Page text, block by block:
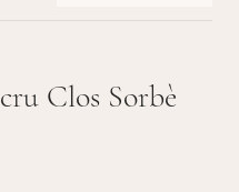
cru Clos Sorbè